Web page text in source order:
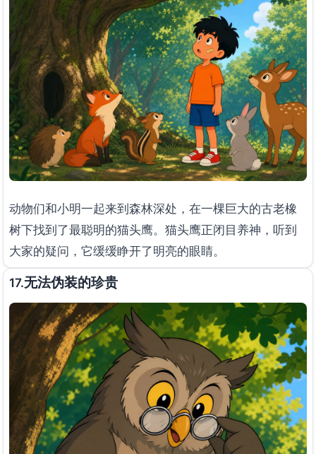
动物们和小明一起来到森林深处，在一棵巨大的古老橡
树下找到了最聪明的猫头鹰。猫头鹰正闭目养神，听到
大家的疑问，它缓缓睁开了明亮的眼睛。
17.无法伪装的珍贵